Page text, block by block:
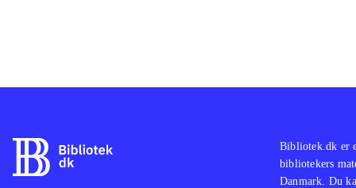
Bibliotek.dk er
bibliotekers
Danmark. Du